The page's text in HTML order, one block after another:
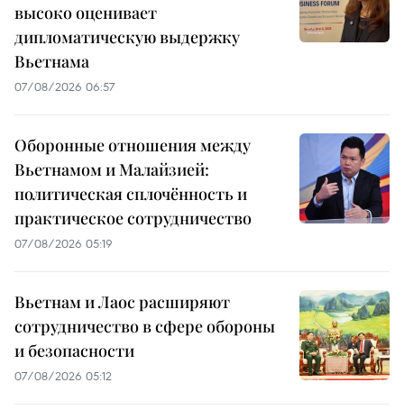
высоко оценивает
дипломатическую выдержку
Вьетнама
07/08/2026 06:57
Оборонные отношения между
Вьетнамом и Малайзией:
политическая сплочённость и
практическое сотрудничество
07/08/2026 05:19
Вьетнам и Лаос расширяют
сотрудничество в сфере обороны
и безопасности
07/08/2026 05:12